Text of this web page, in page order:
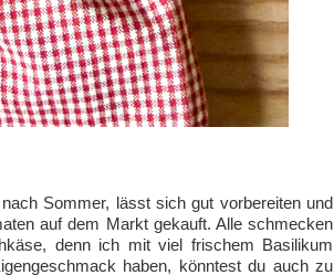
Sommer, lässt sich gut vorbereiten und
auf dem Markt gekauft. Alle schmecken
denn ich mit viel frischem Basilikum
haben, könntest du auch zu